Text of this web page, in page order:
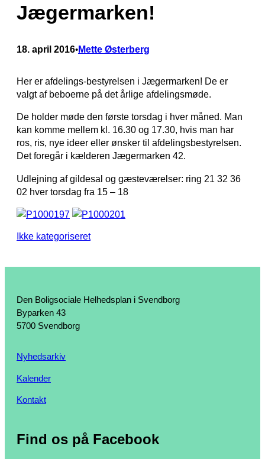
Jægermarken!
18. april 2016•Mette Østerberg
Her er afdelings-bestyrelsen i Jægermarken! De er
valgt af beboerne på det årlige afdelingsmøde.
De holder møde den første torsdag i hver måned. Man
kan komme mellem kl. 16.30 og 17.30, hvis man har
ros, ris, nye ideer eller ønsker til afdelingsbestyrelsen.
Det foregår i kælderen Jægermarken 42.
Udlejning af gildesal og gæsteværelser: ring 21 32 36
02 hver torsdag fra 15 – 18
Ikke kategoriseret
Den Boligsociale Helhedsplan i Svendborg
Byparken 43
5700 Svendborg
Nyhedsarkiv
Kalender
Kontakt
Find os på Facebook